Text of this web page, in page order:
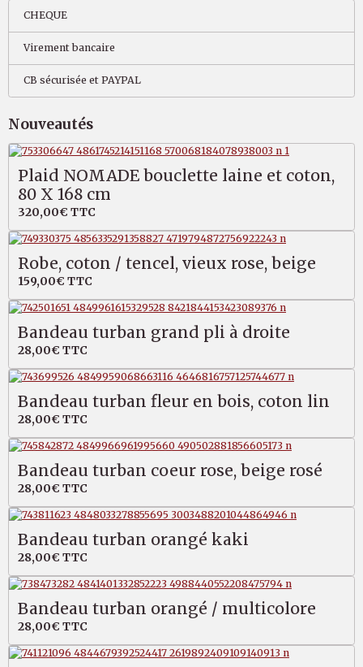
CHEQUE
Virement bancaire
CB sécurisée et PAYPAL
Nouveautés
Plaid NOMADE bouclette laine et coton,
80 X 168 cm
320,00€ TTC
Robe, coton / tencel, vieux rose, beige
159,00€ TTC
Bandeau turban grand pli à droite
28,00€ TTC
Bandeau turban fleur en bois, coton lin
28,00€ TTC
Bandeau turban coeur rose, beige rosé
28,00€ TTC
Bandeau turban orangé kaki
28,00€ TTC
Bandeau turban orangé / multicolore
28,00€ TTC